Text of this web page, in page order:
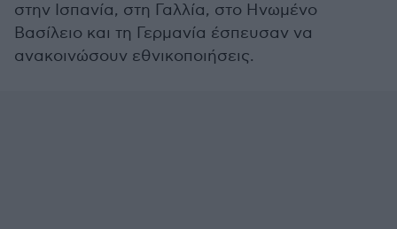
στην Ισπανία, στη Γαλλία, στο Ηνωμένο
Βασίλειο και τη Γερμανία έσπευσαν να
ανακοινώσουν εθνικοποιήσεις.